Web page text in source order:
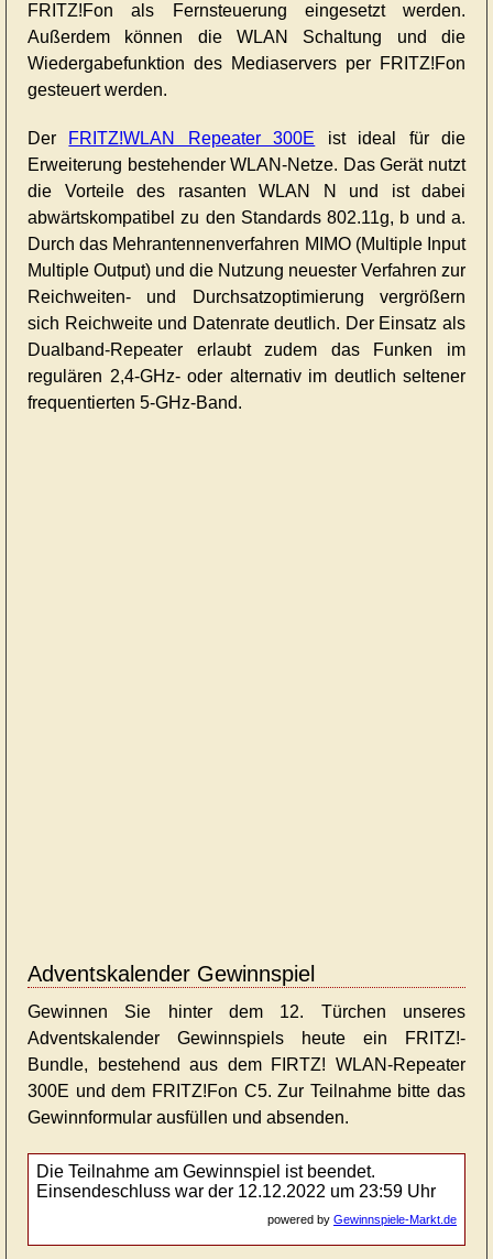
FRITZ!Fon als Fernsteuerung eingesetzt werden.
Außerdem können die WLAN Schaltung und die
Wiedergabefunktion des Mediaservers per FRITZ!Fon
gesteuert werden.
Der FRITZ!WLAN Repeater 300E ist ideal für die
Erweiterung bestehender WLAN-Netze. Das Gerät nutzt
die Vorteile des rasanten WLAN N und ist dabei
abwärtskompatibel zu den Standards 802.11g, b und a.
Durch das Mehrantennenverfahren MIMO (Multiple Input
Multiple Output) und die Nutzung neuester Verfahren zur
Reichweiten- und Durchsatzoptimierung vergrößern
sich Reichweite und Datenrate deutlich. Der Einsatz als
Dualband-Repeater erlaubt zudem das Funken im
regulären 2,4-GHz- oder alternativ im deutlich seltener
frequentierten 5-GHz-Band.
Adventskalender Gewinnspiel
Gewinnen Sie hinter dem 12. Türchen unseres
Adventskalender Gewinnspiels heute ein FRITZ!-
Bundle, bestehend aus dem FIRTZ! WLAN-Repeater
300E und dem FRITZ!Fon C5. Zur Teilnahme bitte das
Gewinnformular ausfüllen und absenden.